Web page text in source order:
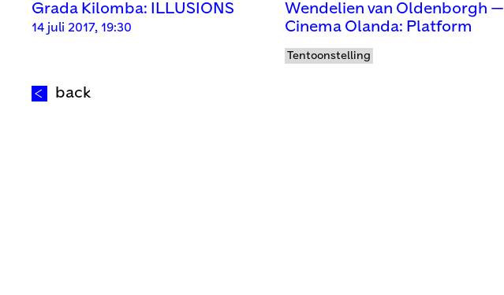
Grada Kilomba: ILLUSIONS
14 juli 2017, 19:30
Wendelien van Oldenborgh —
Cinema Olanda: Platform
Tentoonstelling
back